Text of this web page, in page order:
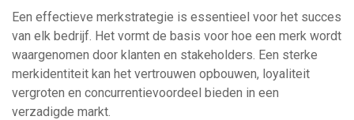
Een effectieve merkstrategie is essentieel voor het succes
van elk bedrijf. Het vormt de basis voor hoe een merk wordt
waargenomen door klanten en stakeholders. Een sterke
merkidentiteit kan het vertrouwen opbouwen, loyaliteit
vergroten en concurrentievoordeel bieden in een
verzadigde markt.